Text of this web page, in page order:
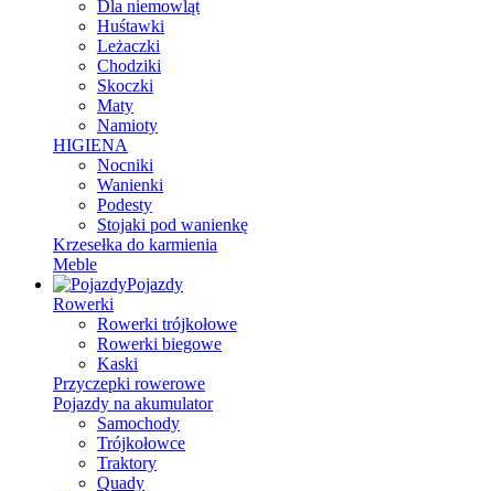
Dla niemowląt
Huśtawki
Leżaczki
Chodziki
Skoczki
Maty
Namioty
HIGIENA
Nocniki
Wanienki
Podesty
Stojaki pod wanienkę
Krzesełka do karmienia
Meble
Pojazdy
Rowerki
Rowerki trójkołowe
Rowerki biegowe
Kaski
Przyczepki rowerowe
Pojazdy na akumulator
Samochody
Trójkołowce
Traktory
Quady